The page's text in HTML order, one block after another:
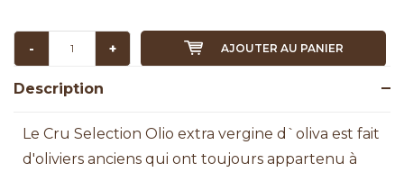
- + AJOUTER AU PANIER
Description
Le Cru Selection Olio extra vergine d`oliva est fait
d'oliviers anciens qui ont toujours appartenu à